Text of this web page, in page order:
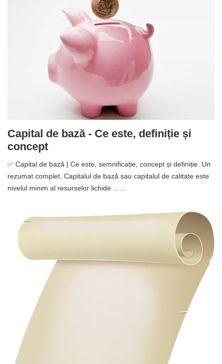
Capital de bază - Ce este, definiție și
concept
✅ Capital de bază | Ce este, semnificație, concept și definiție. Un
rezumat complet. Capitalul de bază sau capitalul de calitate este
nivelul minim al resurselor lichide ...…